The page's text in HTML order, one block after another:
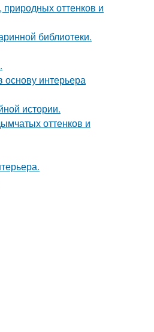
оттенков и
библиотеки.
интерьера
истории.
оттенков и